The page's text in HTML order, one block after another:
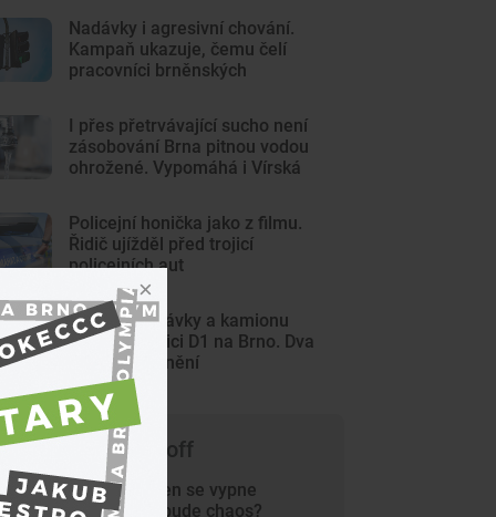
Nadávky i agresivní chování.
Kampaň ukazuje, čemu čelí
pracovníci brněnských
I přes přetrvávající sucho není
zásobování Brna pitnou vodou
ohrožené. Vypomáhá i Vírská
Policejní honička jako z filmu.
Řidič ujížděl před trojicí
policejních aut
Nehoda dodávky a kamionu
zavřela dálnici D1 na Brno. Dva
lidé jsou zranění
čem píše Trade-off
Už příští týden se vypne
gravitace a bude chaos?